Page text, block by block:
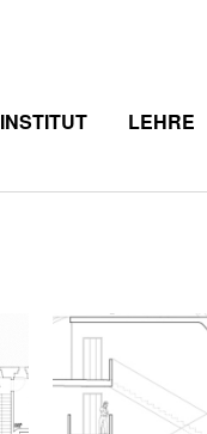
INSTITUT LEHRE